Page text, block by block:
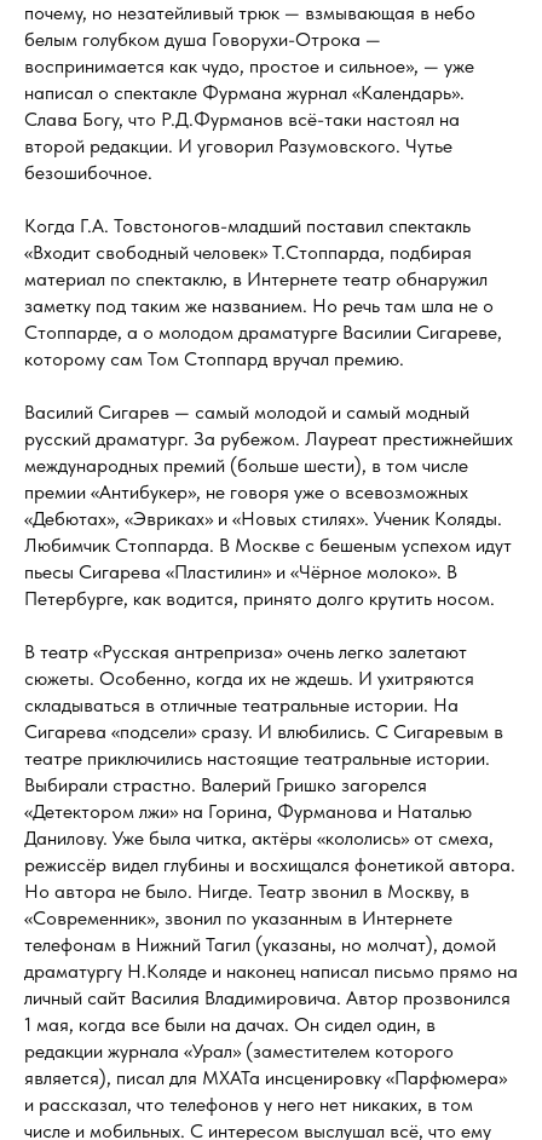
почему, но незатейливый трюк — взмывающая в небо
белым голубком душа Говорухи-Отрока —
воспринимается как чудо, простое и сильное», — уже
написал о спектакле Фурмана журнал «Календарь».
Слава Богу, что Р.Д.Фурманов всё-таки настоял на
второй редакции. И уговорил Разумовского. Чутье
безошибочное.
Когда Г.А. Товстоногов-младший поставил спектакль
«Входит свободный человек» Т.Стоппарда, подбирая
материал по спектаклю, в Интернете театр обнаружил
заметку под таким же названием. Но речь там шла не о
Стоппарде, а о молодом драматурге Василии Сигареве,
которому сам Том Стоппард вручал премию.
Василий Сигарев — самый молодой и самый модный
русский драматург. За рубежом. Лауреат престижнейших
международных премий (больше шести), в том числе
премии «Антибукер», не говоря уже о всевозможных
«Дебютах», «Эвриках» и «Новых стилях». Ученик Коляды.
Любимчик Стоппарда. В Москве с бешеным успехом идут
пьесы Сигарева «Пластилин» и «Чёрное молоко». В
Петербурге, как водится, принято долго крутить носом.
В театр «Русская антреприза» очень легко залетают
сюжеты. Особенно, когда их не ждешь. И ухитряются
складываться в отличные театральные истории. На
Сигарева «подсели» сразу. И влюбились. С Сигаревым в
театре приключились настоящие театральные истории.
Выбирали страстно. Валерий Гришко загорелся
«Детектором лжи» на Горина, Фурманова и Наталью
Данилову. Уже была читка, актёры «кололись» от смеха,
режиссёр видел глубины и восхищался фонетикой автора.
Но автора не было. Нигде. Театр звонил в Москву, в
«Современник», звонил по указанным в Интернете
телефонам в Нижний Тагил (указаны, но молчат), домой
драматургу Н.Коляде и наконец написал письмо прямо на
личный сайт Василия Владимировича. Автор прозвонился
1 мая, когда все были на дачах. Он сидел один, в
редакции журнала «Урал» (заместителем которого
является), писал для МХАТа инсценировку «Парфюмера»
и рассказал, что телефонов у него нет никаких, в том
числе и мобильных. С интересом выслушал всё, что ему